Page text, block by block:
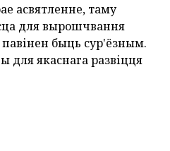
асвятленне, таму
для вырошчвання
павінен быць сур'ёзным.
для якаснага развіцця